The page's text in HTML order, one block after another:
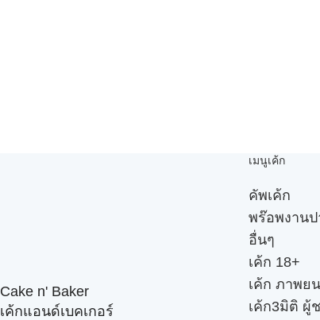
Cake n' Baker
เค้กแอนด์เบคเกอร์
เมนูเค้ก
คัพเค้ก
พร๊อพงานป
อื่นๆ
เค้ก 18+
เค้ก ภาพย
เค้ก3มิติ ผู้